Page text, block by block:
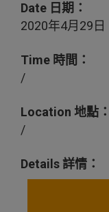
Date 日期：
2020年4月29日
Time 時間：
/
Location 地點：
/
Details 詳情：